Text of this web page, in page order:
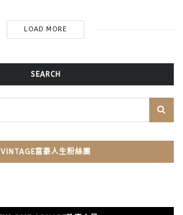
LOAD MORE
SEARCH
VINTAGE富豪人生粉絲團